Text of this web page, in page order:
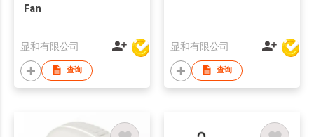
Fan
显和有限公司
查询
显和有限公司
查询